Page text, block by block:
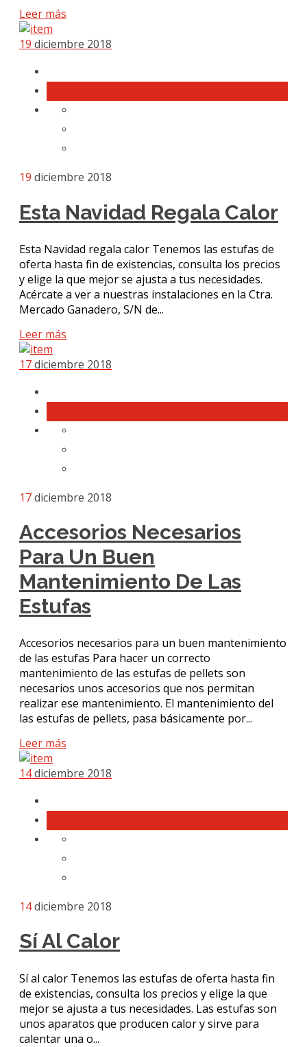
Leer más
19 diciembre 2018
19 diciembre 2018
Esta Navidad Regala Calor
Esta Navidad regala calor Tenemos las estufas de
oferta hasta fin de existencias, consulta los precios
y elige la que mejor se ajusta a tus necesidades.
Acércate a ver a nuestras instalaciones en la Ctra.
Mercado Ganadero, S/N de...
Leer más
17diciembre 2018
17diciembre 2018
Accesorios Necesarios
Para Un Buen
Mantenimiento De Las
Estufas
Accesorios necesarios para un buen mantenimiento
de las estufas Para hacer un correcto
mantenimiento de las estufas de pellets son
necesarios unos accesorios que nos permitan
realizar ese mantenimiento. El mantenimiento del
las estufas de pellets, pasa básicamente por...
Leer más
14diciembre 2018
14diciembre 2018
Sí Al Calor
Sí al calor Tenemos las estufas de oferta hasta fin
de existencias, consulta los precios y elige la que
mejor se ajusta a tus necesidades. Las estufas son
unos aparatos que producen calor y sirve para
calentar una o...